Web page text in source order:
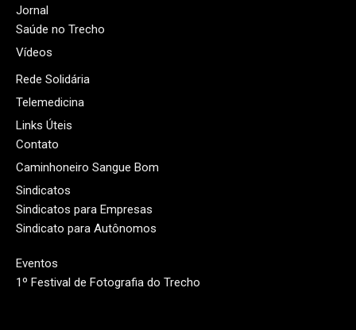
Jornal
Saúde no Trecho
Vídeos
Rede Solidária
Telemedicina
Links Úteis
Contato
Caminhoneiro Sangue Bom
Sindicatos
Sindicatos para Empresas
Sindicato para Autônomos
Eventos
1º Festival de Fotografia do Trecho